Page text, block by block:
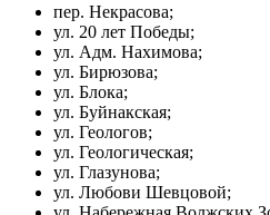
пер. Некрасова;
ул. 20 лет Победы;
ул. Адм. Нахимова;
ул. Бирюзова;
ул. Блока;
ул. Буйнакская;
ул. Геологов;
ул. Геологическая;
ул. Глазунова;
ул. Любови Шевцовой;